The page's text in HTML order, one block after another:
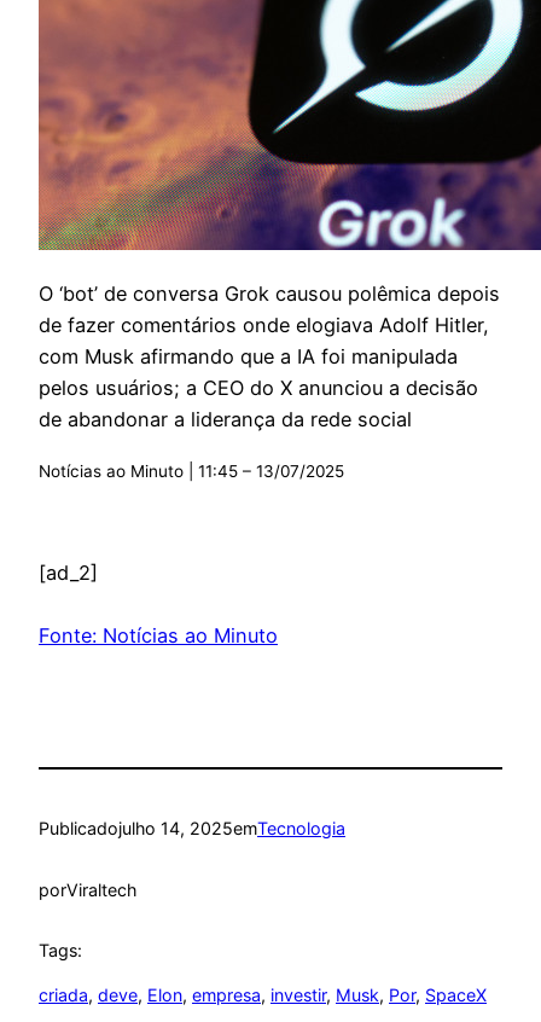
O ‘bot’ de conversa Grok causou polêmica depois
de fazer comentários onde elogiava Adolf Hitler,
com Musk afirmando que a IA foi manipulada
pelos usuários; a CEO do X anunciou a decisão
de abandonar a liderança da rede social
Notícias ao Minuto | 11:45 – 13/07/2025
[ad_2]
Fonte: Notícias ao Minuto
Publicadojulho 14, 2025emTecnologia
porViraltech
Tags:
criada, deve, Elon, empresa, investir, Musk, Por, SpaceX